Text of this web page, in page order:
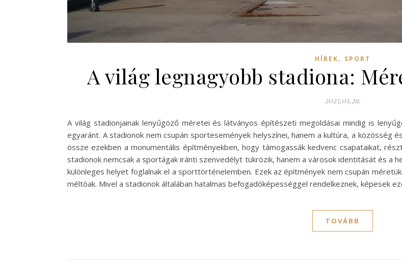
HÍREK, SPORT
A világ legnagyobb stadiona:
2025.05.29.
A világ stadionjainak lenyűgöző méretei és látványos építészeti megoldásai mindig is
egyaránt. A stadionok nem csupán sportesemények helyszínei, hanem a kultúra, a közösség
össze ezekben a monumentális építményekben, hogy támogassák kedvenc csapataikat,
stadionok nemcsak a sportágak iránti szenvedélyt tükrözik, hanem a városok identitását és a
különleges helyet foglalnak el a sporttörténelemben. Ezek az építmények nem csupán
méltóak. Mivel a stadionok általában hatalmas befogadóképességgel rendelkeznek, képesek
TOVÁBB